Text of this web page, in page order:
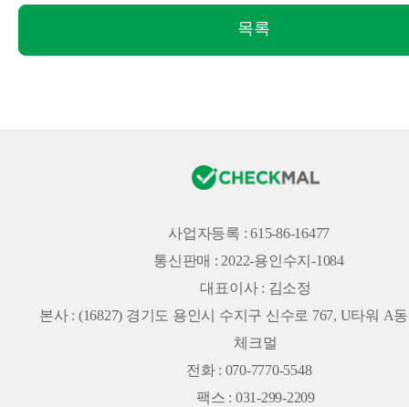
목록
사업자등록 : 615-86-16477
통신판매 : 2022-용인수지-1084
대표이사 : 김소정
본사 : (16827) 경기도 용인시 수지구 신수로 767, U타워 A
체크멀
전화 : 070-7770-5548
팩스 : 031-299-2209